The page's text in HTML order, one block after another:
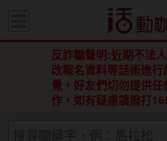
反詐騙聲明:近期不法
改報名資料等話術進
覺，好友們切勿提供
作，如有疑慮請撥打